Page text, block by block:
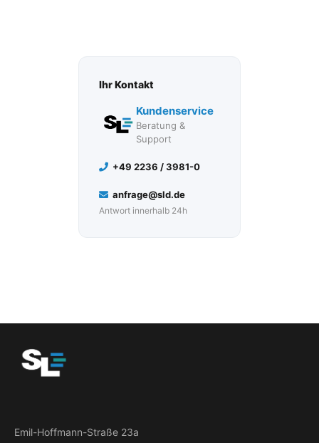
Ihr Kontakt
Kundenservice
Beratung &
Support
+49 2236 / 3981-0
anfrage@sld.de
Antwort innerhalb 24h
Emil-Hoffmann-Straße 23a